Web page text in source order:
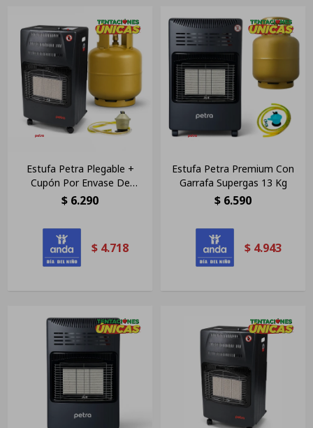
Estufa Petra Plegable +
Cupón Por Envase De
Garrafa De 13kg
$ 6.290
$ 4.718
Estufa Petra Premium Con
Garrafa Supergas 13 Kg
$ 6.590
$ 4.943